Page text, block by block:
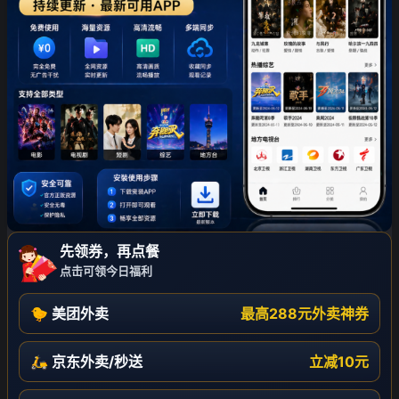
先领券，再点餐
点击可领今日福利
🐤 美团外卖 最高288元外卖神券
🛵 京东外卖/秒送 立减10元